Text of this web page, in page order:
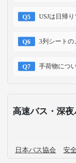
USJは日帰
3列シートの
手荷物につ
高速バス・深
日本バス協会 安